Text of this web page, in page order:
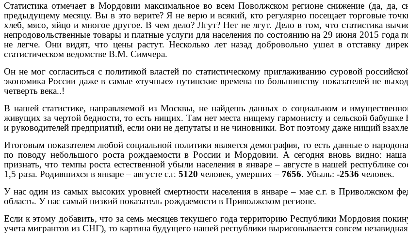
Статистика отмечает в Мордовии максимальное во всем Поволжском регионе снижение (да,
предыдущему месяцу. Вы в это верите? Я не верю и всякий, кто регулярно посещает торговые
хлеб, мясо, яйцо и многое другое. В чем дело? Лгут? Нет не лгут. Дело в том, что статистика
непродовольственные товары и платные услуги для населения по состоянию на 29 июня 2015 года
не легче. Они видят, что цены растут. Несколько лет назад добровольно ушел в отставку
статистическом ведомстве В.М. Симчера.
Он не мог согласиться с политикой властей по статистическому приглаживанию суровой
экономика России даже в самые «тучные» путинские времена по большинству показателей не
четверть века..!
В нашей статистике, направляемой из Москвы, не найдешь данных о социальном и
живущих за чертой бедности, то есть нищих. Там нет места нищему гармонисту и сельской
и руководителей предприятий, если они не депутаты и не чиновники. Вот поэтому даже нищий
Итоговым показателем любой социальной политики является демография, то есть данные о
по поводу небольшого роста рождаемости в России и Мордовии. А сегодня вновь видно:
признать, что темпы роста естественной убыли населения в январе – августе в нашей республике
1,5 раза. Родившихся в январе – августе с.г. 5120 человек, умерших – 7656. Убыль: -2536 человек.
У нас один из самых высоких уровней смертности населения в январе – мае с.г. в Приволжском
область. У нас самый низкий показатель рождаемости в Приволжском регионе.
Если к этому добавить, что за семь месяцев текущего года территорию Республики Мордовия
учета мигрантов из СНГ), то картина будущего нашей республики вырисовывается совсем